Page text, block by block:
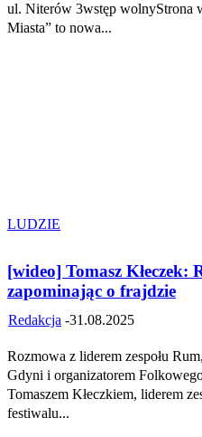
ul. Niterów 3wstęp wolnyStrona
Miasta” to nowa...
LUDZIE
[wideo] Tomasz Kłeczek:
zapominając o frajdzie
Redakcja -31.08.2025
Rozmowa z liderem zespołu
Gdyni i organizatorem
Tomaszem Kłeczkiem, liderem
festiwalu...